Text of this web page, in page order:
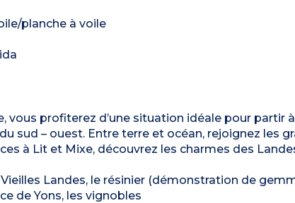
planche à voile
vous profiterez d’une situation idéale pour
sud – ouest. Entre terre et océan, rejoignez les
à Lit et Mixe, découvrez les charmes des
Landes, le résinier (démonstration de
de Yons, les vignobles